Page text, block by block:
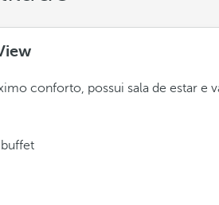
conforto, possui sala de estar e